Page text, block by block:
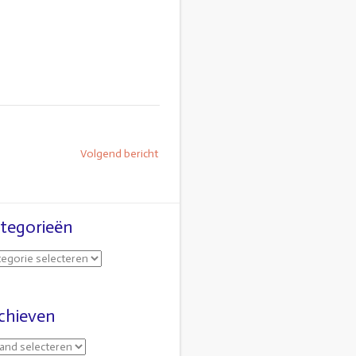
Volgend bericht